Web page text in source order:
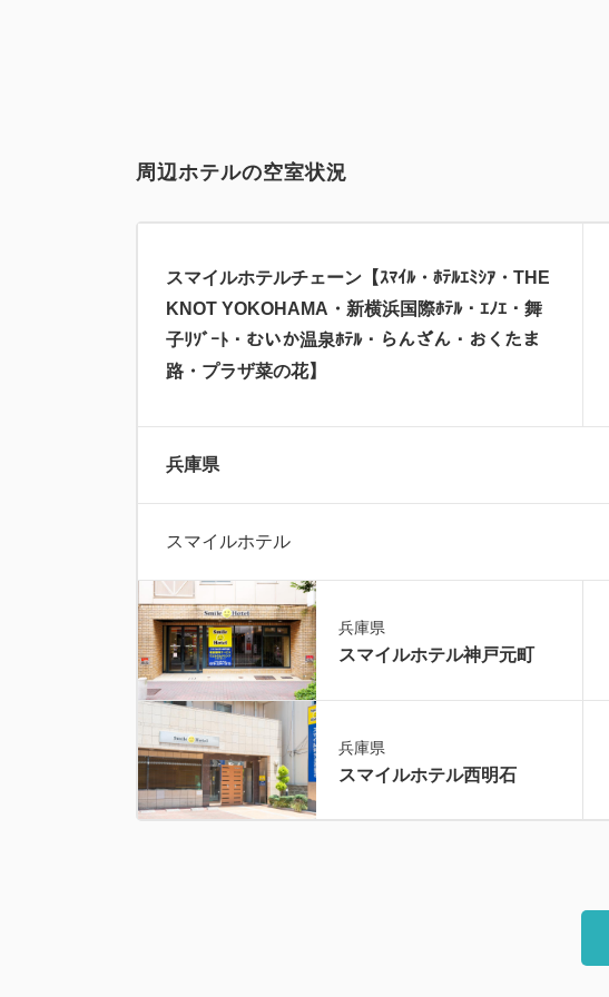
周辺ホテルの空室状況
スマイルホテルチェーン【ｽﾏｲﾙ・ﾎﾃﾙｴﾐｼｱ・THE
KNOT YOKOHAMA・新横浜国際ﾎﾃﾙ・ｴﾉｴ・舞
子ﾘｿﾞｰﾄ・むいか温泉ﾎﾃﾙ・らんざん・おくたま
路・プラザ菜の花】
兵庫県
スマイルホテル
兵庫県
スマイルホテル神戸元町
兵庫県
スマイルホテル西明石